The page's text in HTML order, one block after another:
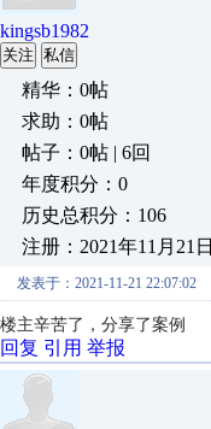
kingsb1982
关注 私信
精华：0帖
求助：0帖
帖子：0帖 | 6回
年度积分：0
历史总积分：106
注册：2021年11月21日
发表于：2021-11-21 22:07:02
楼主辛苦了，分享了案例
回复 引用 举报